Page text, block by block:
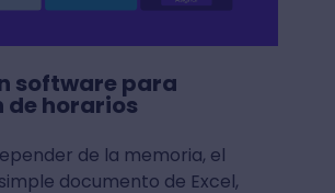
software para
de horarios
de la memoria, el
documento de Excel,